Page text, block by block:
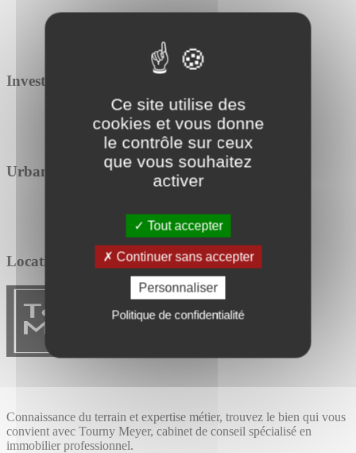
Ce site utilise des
cookies et vous donne
le contrôle sur ceux
que vous souhaitez
activer
Tout accepter
Continuer sans accepter
Personnaliser
Politique de confidentialité
Investissement
Urbanisme
Location / Vente
Connaissance du terrain et expertise métier, trouvez le bien qui vous
convient avec Tourny Meyer, cabinet de conseil spécialisé en
immobilier professionnel.